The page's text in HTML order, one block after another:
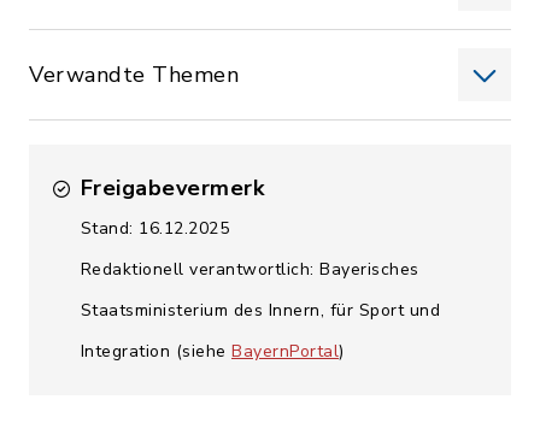
Verwandte Themen
Freigabevermerk
Stand: 16.12.2025
Redaktionell verantwortlich: Bayerisches
Staatsministerium des Innern, für Sport und
Integration (siehe BayernPortal)